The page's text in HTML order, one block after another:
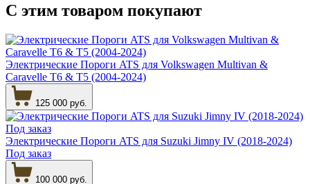
С этим товаром покупают
Электрические Пороги ATS для Volkswagen Multivan &
Caravelle T6 & Т5 (2004-2024)
125 000 руб.
Электрические Пороги ATS для Suzuki Jimny IV (2018-2024)
Под заказ
100 000 руб.